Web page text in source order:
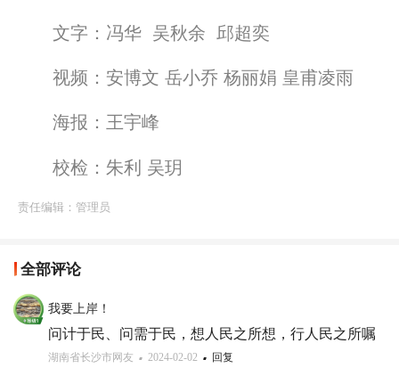
文字：冯华 吴秋余 邱超奕
视频：安博文 岳小乔 杨丽娟 皇甫凌雨
海报：王宇峰
校检：朱利 吴玥
责任编辑： 管理员
全部评论
我要上岸！
问计于民、问需于民，想人民之所想，行人民之所嘱
湖南省长沙市网友 2024-02-02 回复